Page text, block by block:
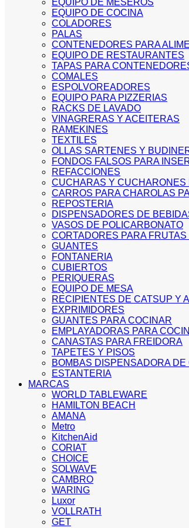
EQUIPO DE MESEROS
EQUIPO DE COCINA
COLADORES
PALAS
CONTENEDORES PARA
EQUIPO DE RESTAURANTES
TAPAS PARA
COMALES
ESPOLVOREADORES
EQUIPO PARA PIZZERIAS
RACKS DE LAVADO
VINAGRERAS Y ACEITERAS
RAMEKINES
TEXTILES
OLLAS SARTENES Y
FONDOS FALSOS PARA
REFACCIONES
CUCHARAS Y CUCHARONES
CARROS PARA CHAROLAS
REPOSTERIA
DISPENSADORES DE
VASOS DE POLICARBONATO
CORTADORES PARA
GUANTES
FONTANERIA
CUBIERTOS
PERIQUERAS
EQUIPO DE MESA
RECIPIENTES DE CATSUP Y
EXPRIMIDORES
GUANTES PARA COCINAR
EMPLAYADORAS PARA
CANASTAS PARA FREIDORA
TAPETES Y PISOS
BOMBAS DISPENSADORA
ESTANTERIA
MARCAS
WORLD TABLEWARE
HAMILTON BEACH
AMANA
Metro
KitchenAid
CORIAT
CHOICE
SOLWAVE
CAMBRO
WARING
Luxor
VOLLRATH
GET